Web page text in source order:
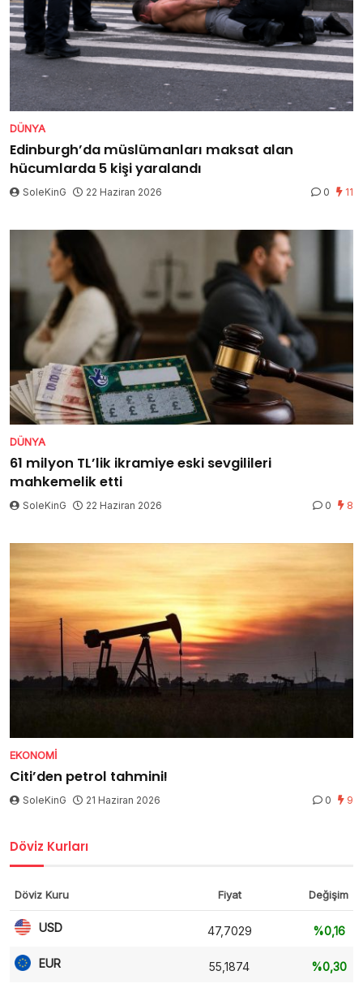
DÜNYA
Edinburgh’da müslümanları maksat alan
hücumlarda 5 kişi yaralandı
SoleKinG 22 Haziran 2026 0 11
DÜNYA
61 milyon TL’lik ikramiye eski sevgilileri
mahkemelik etti
SoleKinG 22 Haziran 2026 0 8
EKONOMI
Citi’den petrol tahmini!
SoleKinG 21 Haziran 2026 0 9
Döviz Kurları
Döviz Kuru Fiyat Değişim
USD 47,7029 %0,16
EUR 55,1874 %0,30